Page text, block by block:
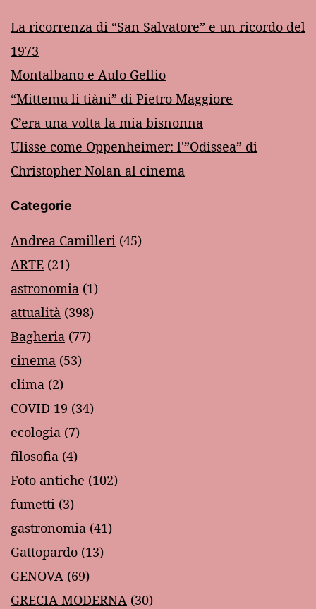
La ricorrenza di “San Salvatore” e un ricordo del
1973
Montalbano e Aulo Gellio
“Mittemu li tiàni” di Pietro Maggiore
C’era una volta la mia bisnonna
Ulisse come Oppenheimer: l'”Odissea” di
Christopher Nolan al cinema
Categorie
Andrea Camilleri (45)
ARTE (21)
astronomia (1)
attualità (398)
Bagheria (77)
cinema (53)
clima (2)
COVID 19 (34)
ecologia (7)
filosofia (4)
Foto antiche (102)
fumetti (3)
gastronomia (41)
Gattopardo (13)
GENOVA (69)
GRECIA MODERNA (30)